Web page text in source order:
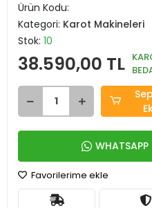
Ürün Kodu:
Kategori: Karot Makineleri
Stok: 10
38.590,00 TL
WHATSAPP
Favorilerime ekle